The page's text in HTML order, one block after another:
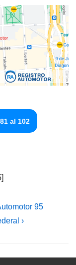
al 102
]
95
›